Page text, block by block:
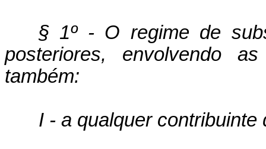
§ 1º - O regime de
posterio­res, envolvendo
também:
I - a qualquer contribuinte